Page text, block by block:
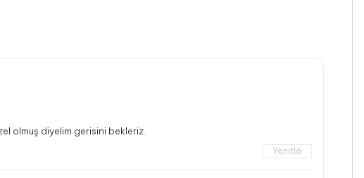
olmuş diyelim gerisini bekleriz.
Yanıtla